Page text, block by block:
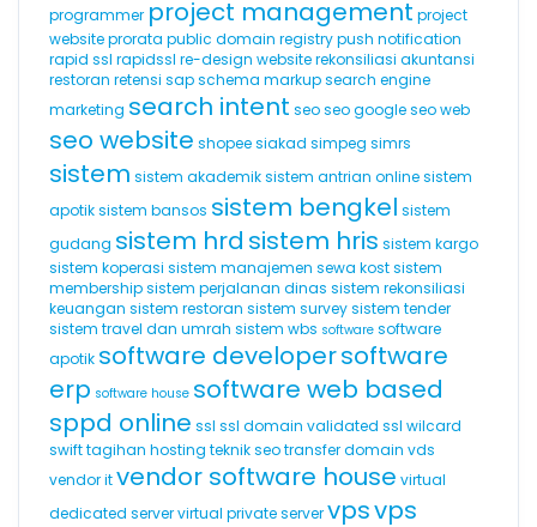
programmer project management project
websiteprorata public domain registrypush notification
rapid ssl rapidssl re-design websiterekonsiliasi akuntansi
restoran retensi sapschema markupsearch engine
marketing search intent seoseo googleseo web
seo website shopeesiakad simpeg simrs
sistem sistem akademiksistem antrian onlinesistem
apotiksistem bansos sistem bengkel sistem
gudang sistem hrd sistem hris sistem kargo
sistem koperasi sistem manajemen sewa kostsistem
membershipsistem perjalanan dinas sistem rekonsiliasi
keuangan sistem restoran sistem surveysistem tender
sistem travel dan umrah sistem wbs software software
apotik software developersoftware
erp software house software web based
sppd online ssl ssl domain validated ssl wilcard
swifttagihan hosting teknik seotransfer domain vds
vendor itvendor software house virtual
dedicated servervirtual private servervpsvps